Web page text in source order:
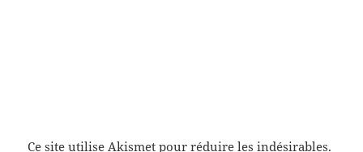
Ce site utilise Akismet pour réduire les indésirables.